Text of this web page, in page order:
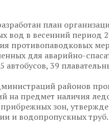
план
вод в весенний период
противопаводковых
для аварийно-
автобусов, 39
районов
на предмет наличия
зон,
и водопропускных труб.